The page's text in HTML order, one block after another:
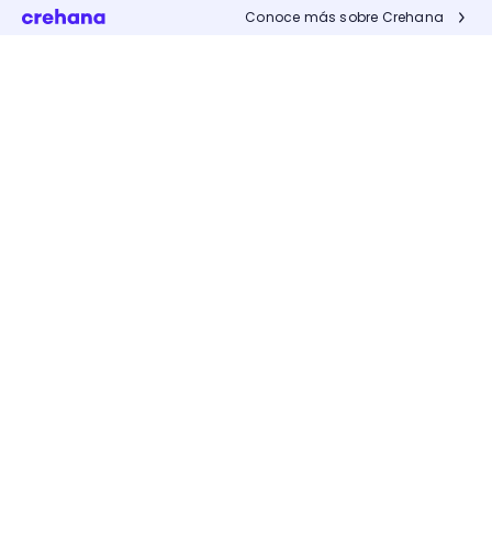
Conoce más sobre Crehana